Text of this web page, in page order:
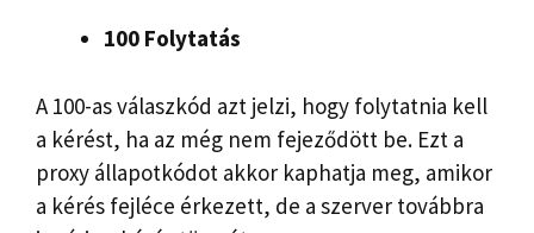
100 Folytatás
A 100-as válaszkód azt jelzi, hogy folytatnia kell
a kérést, ha az még nem fejeződött be. Ezt a
proxy állapotkódot akkor kaphatja meg, amikor
a kérés fejléce érkezett, de a szerver továbbra